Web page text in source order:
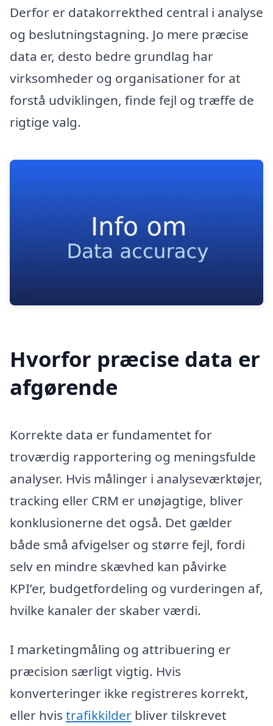
Derfor er datakorrekthed central i analyse
og beslutningstagning. Jo mere præcise
data er, desto bedre grundlag har
virksomheder og organisationer for at
forstå udviklingen, finde fejl og træffe de
rigtige valg.
Hvorfor præcise data er
afgørende
Korrekte data er fundamentet for
troværdig rapportering og meningsfulde
analyser. Hvis målinger i analyseværktøjer,
tracking eller CRM er unøjagtige, bliver
konklusionerne det også. Det gælder
både små afvigelser og større fejl, fordi
selv en mindre skævhed kan påvirke
KPI’er, budgetfordeling og vurderingen af,
hvilke kanaler der skaber værdi.
I marketingmåling og attribuering er
præcision særligt vigtig. Hvis
konverteringer ikke registreres korrekt,
eller hvis trafikkilder bliver tilskrevet